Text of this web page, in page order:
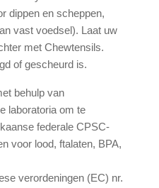
dippen en scheppen,
vast voedsel). Laat uw
met Chewtensils.
of gescheurd is.
behulp van
laboratoria om te
federale CPSC-
voor lood, ftalaten, BPA,
verordeningen (EC) nr.